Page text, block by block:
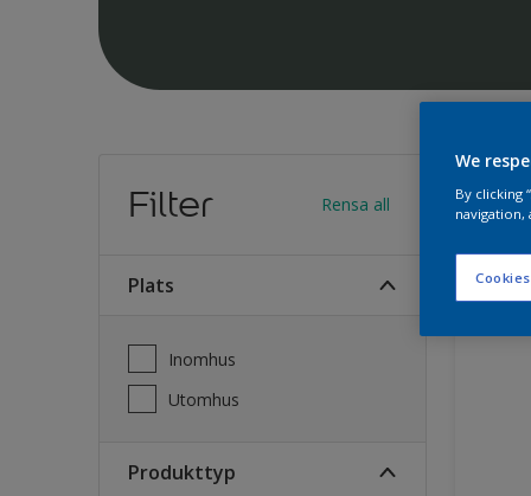
Filter Rensa all
Plats
Inomhus
Utomhus
Produkttyp
We
By clicking
navigation,